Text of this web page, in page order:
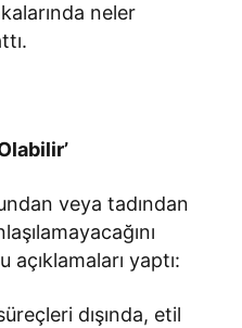
neler
veya tadından
açıklamaları yaptı:
dışında, etil